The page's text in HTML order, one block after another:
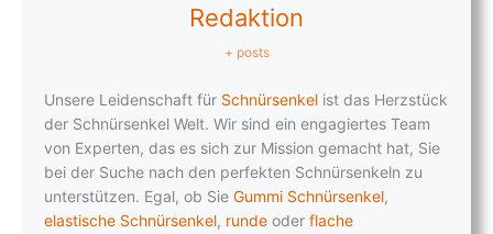
Redaktion
+ posts
Unsere Leidenschaft für Schnürsenkel ist das Herzstück
der Schnürsenkel Welt. Wir sind ein engagiertes Team
von Experten, das es sich zur Mission gemacht hat, Sie
bei der Suche nach den perfekten Schnürsenkeln zu
unterstützen. Egal, ob Sie Gummi Schnürsenkel,
elastische Schnürsenkel, runde oder flache